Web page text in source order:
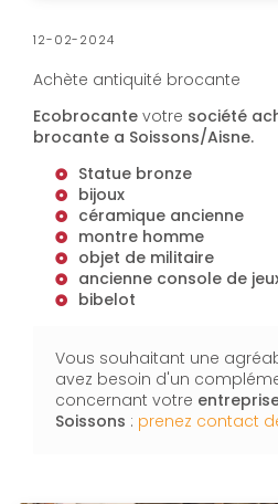
12-02-2024
Achète antiquité brocante
Ecobrocante votre société
brocante a Soissons/Aisne.
Statue bronze
bijoux
céramique ancienne
montre homme
objet de militaire
ancienne console de
bibelot
Vous souhaitant une
avez besoin d'un
concernant votre
Soissons : prenez contact